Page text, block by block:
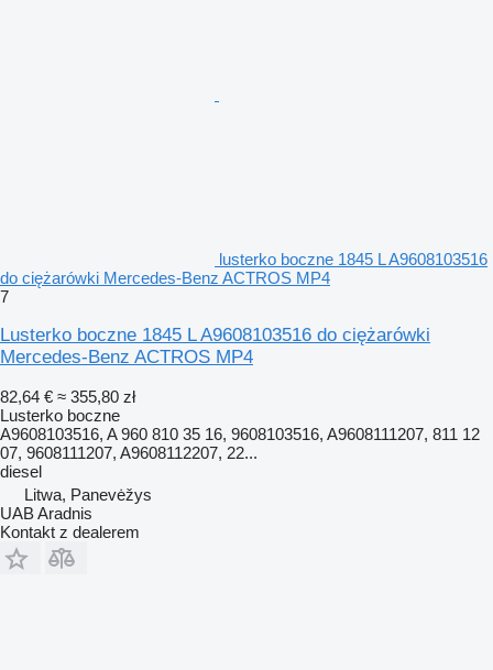
lusterko boczne 1845 L A9608103516
do ciężarówki Mercedes-Benz ACTROS MP4
7
Lusterko boczne 1845 L A9608103516 do ciężarówki
Mercedes-Benz ACTROS MP4
82,64 € ≈ 355,80 zł
Lusterko boczne
A9608103516, A 960 810 35 16, 9608103516, A9608111207, 811 12
07, 9608111207, A9608112207, 22...
diesel
Litwa, Panevėžys
UAB Aradnis
Kontakt z dealerem